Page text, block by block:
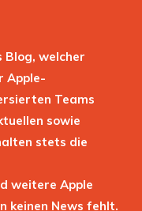
Blog, welcher
Apple-
Teams
sowie
stets die
weitere Apple
keinen News fehlt.